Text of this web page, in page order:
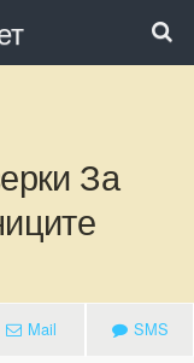
За
Mail SMS